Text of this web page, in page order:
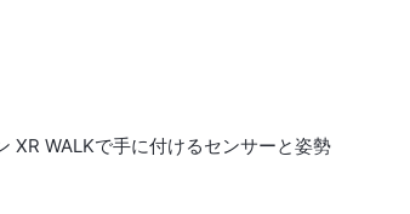
XR WALKで手に付けるセンサーと姿勢